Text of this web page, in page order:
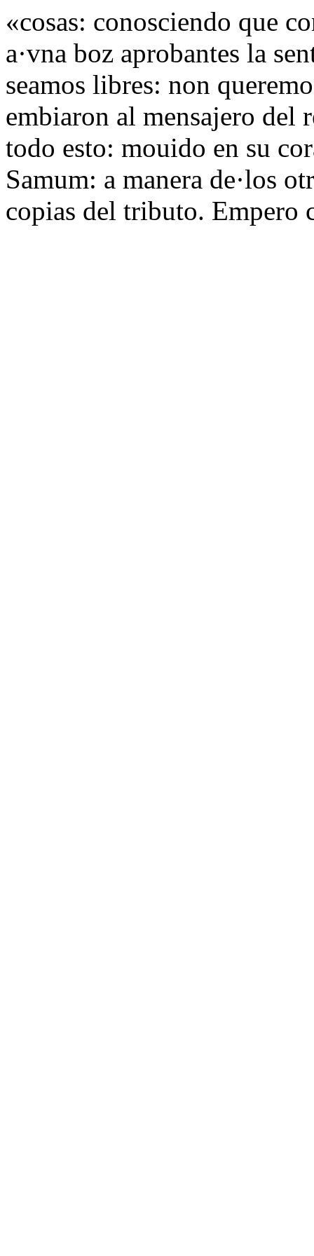
«cosas: conosciendo que
a·vna boz aprobantes la
seamos libres: non
embiaron al mensajero del
todo esto: mouido en su
Samum: a manera de·los
copias del tributo. Empero